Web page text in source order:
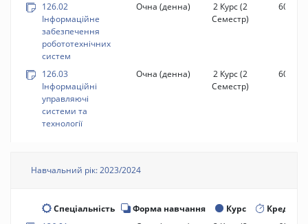
126.02
Інформаційне
забезпечення
робототехнічних
систем
Очна (денна) 2 Курс(2
Семестр)
60 год.
126.03
Інформаційні
управляючі
системи та
технології
Очна (денна) 2 Курс(2
Семестр)
60 год.
Навчальний рік: 2023/2024
Спеціальність Форма навчання Курс
Кредити